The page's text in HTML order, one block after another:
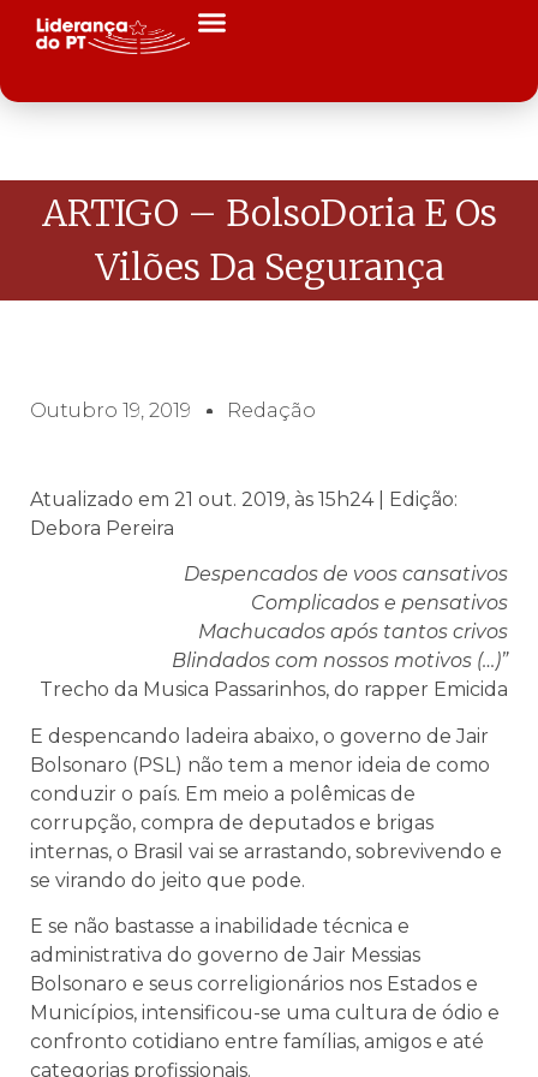
ARTIGO – BolsoDoria E Os
Vilões Da Segurança
Outubro 19, 2019 Redação
Atualizado em 21 out. 2019, às 15h24 | Edição:
Debora Pereira
Despencados de voos cansativos
Complicados e pensativos
Machucados após tantos crivos
Blindados com nossos motivos (…)”
Trecho da Musica Passarinhos, do rapper Emicida
E despencando ladeira abaixo, o governo de Jair
Bolsonaro (PSL) não tem a menor ideia de como
conduzir o país. Em meio a polêmicas de
corrupção, compra de deputados e brigas
internas, o Brasil vai se arrastando, sobrevivendo e
se virando do jeito que pode.
E se não bastasse a inabilidade técnica e
administrativa do governo de Jair Messias
Bolsonaro e seus correligionários nos Estados e
Municípios, intensificou-se uma cultura de ódio e
confronto cotidiano entre famílias, amigos e até
categorias profissionais.